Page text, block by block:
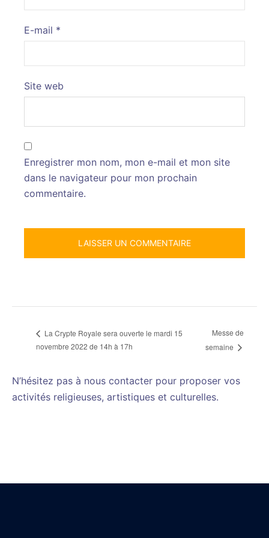
E-mail *
Site web
Enregistrer mon nom, mon e-mail et mon site
dans le navigateur pour mon prochain
commentaire.
La Crypte Royale sera ouverte le mardi 15
novembre 2022 de 14h à 17h
Messe de
semaine
N’hésitez pas à nous contacter pour proposer vos
activités religieuses, artistiques et culturelles.